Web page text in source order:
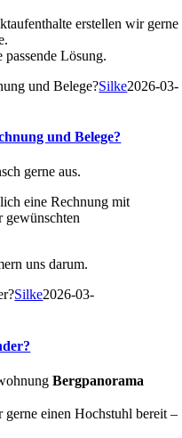
erstellen wir gerne
Lösung.
und Belege?Silke2026-03-
und Belege?
gerne aus.
eine Rechnung mit
gewünschten
uns darum.
Silke2026-03-
Bergpanorama
einen Hochstuhl bereit –